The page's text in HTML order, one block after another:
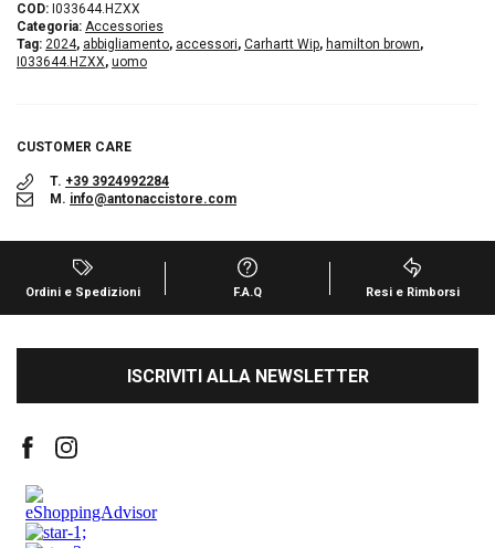
COD: I033644.HZXX
Categoria: Accessories
Tag: 2024, abbigliamento, accessori, Carhartt Wip, hamilton brown,
I033644.HZXX, uomo
CUSTOMER CARE
T. +39 3924992284
M. info@antonaccistore.com
Ordini e Spedizioni F.A.Q Resi e Rimborsi
ISCRIVITI ALLA NEWSLETTER